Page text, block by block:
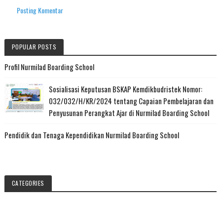
Posting Komentar
POPULAR POSTS
Profil Nurmilad Boarding School
Sosialisasi Keputusan BSKAP Kemdikbudristek Nomor:
032/032/H/KR/2024 tentang Capaian Pembelajaran dan
Penyusunan Perangkat Ajar di Nurmilad Boarding School
Pendidik dan Tenaga Kependidikan Nurmilad Boarding School
CATEGORIES